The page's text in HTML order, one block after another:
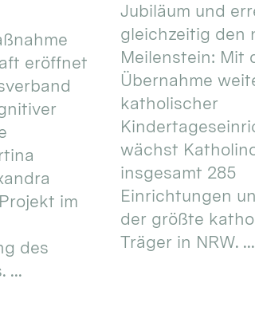
eröffnet
im
des
...
Jubiläum und
gleichzeitig den
Meilenstein: Mit
Übernahme
katholischer
wächst
insgesamt 285
Einrichtungen
der größte
Träger in NRW. ...